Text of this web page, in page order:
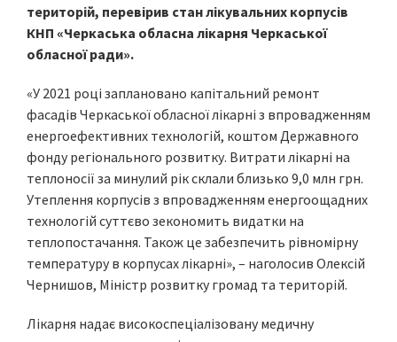
територій, перевірив стан лікувальних корпусів
КНП «Черкаська обласна лікарня Черкаської
обласної ради».
«У 2021 році заплановано капітальний ремонт
фасадів Черкаської обласної лікарні з впровадженням
енергоефективних технологій, коштом Державного
фонду регіонального розвитку. Витрати лікарні на
теплоносії за минулий рік склали близько 9,0 млн грн.
Утеплення корпусів з впровадженням енергоощадних
технологій суттєво зекономить видатки на
теплопостачання. Також це забезпечить рівномірну
температуру в корпусах лікарні», – наголосив Олексій
Чернишов, Міністр розвитку громад та територій.
Лікарня надає високоспеціалізовану медичну